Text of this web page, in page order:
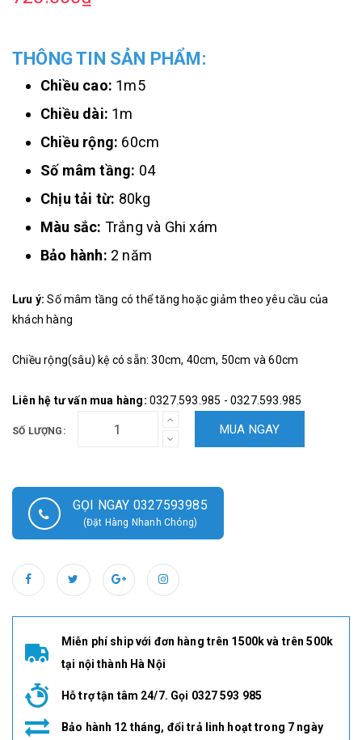
THÔNG TIN SẢN PHẨM:
Chiều cao: 1m5
Chiều dài: 1m
Chiều rộng: 60cm
Số mâm tầng: 04
Chịu tải từ: 80kg
Màu sắc: Trắng và Ghi xám
Bảo hành: 2 năm
Lưu ý: Số mâm tầng có thể tăng hoặc giảm theo yêu cầu của
khách hàng
Chiều rộng(sâu) kệ có sẵn: 30cm, 40cm, 50cm và 60cm
Liên hệ tư vấn mua hàng: 0327.593.985 - 0327.593.985
SỐ LƯỢNG: MUA NGAY
GỌI NGAY 0327593985
(Đặt Hàng Nhanh Chóng)
Miễn phí ship với đơn hàng trên 1500k và trên 500k
tại nội thành Hà Nội
Hỗ trợ tận tâm 24/7. Gọi 0327 593 985
Bảo hành 12 tháng, đổi trả linh hoạt trong 7 ngày